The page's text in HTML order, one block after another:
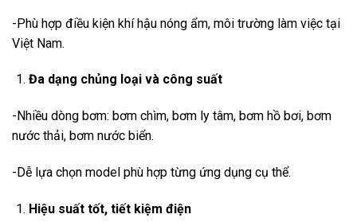
-Phù hợp điều kiện khí hậu nóng ẩm, môi trường làm việc tại
Việt Nam.
Đa dạng chủng loại và công suất
-Nhiều dòng bơm: bơm chìm, bơm ly tâm, bơm hồ bơi, bơm
nước thải, bơm nước biển.
-Dễ lựa chọn model phù hợp từng ứng dụng cụ thể.
Hiệu suất tốt, tiết kiệm điện